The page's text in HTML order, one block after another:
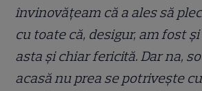
învinovățeam că a ales să
cu toate că, desigur, am fost
asta și chiar fericită. Dar na,
acasă nu prea se potrivește